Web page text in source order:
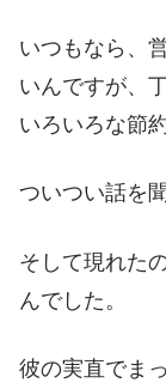
いつもなら、
いんですが、
いろいろな節
ついつい話を
そして現れた
んでした。
彼の実直でま